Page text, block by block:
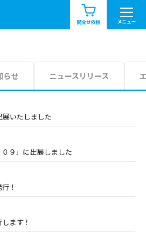
問合せ依頼 メニュー
お知らせ一覧
ア情報を見る
らせ ニュースリリース
展いたしました
０９」に出展しました
！
ます！